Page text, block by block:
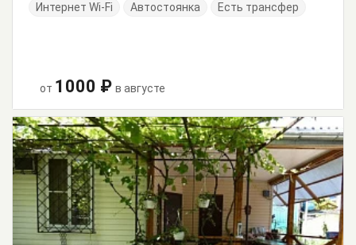
Интернет Wi-Fi Автостоянка Есть трансфер
от 1000 ₽ в августе